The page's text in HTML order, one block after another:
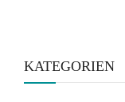
KATEGORIEN